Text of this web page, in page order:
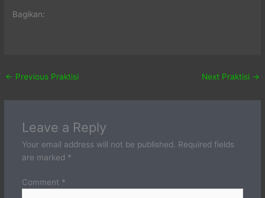
Bagikan:
← Previous Praktisi Next Praktisi →
Leave a Reply
Your email address will not be published.
Required fields
are marked *
Comment *